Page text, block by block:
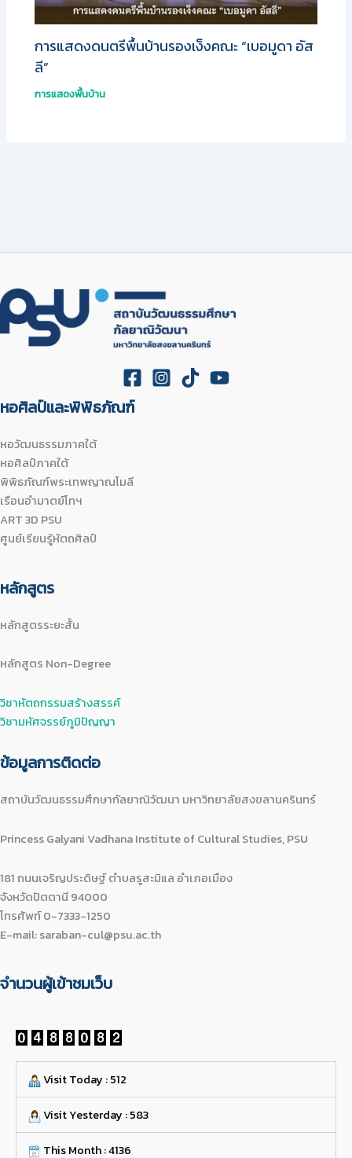
การแสดงดนตรีพื้นบ้านรองเง็งคณะ “เบอมูดา อัส
ลี”
การแสดงพื้นบ้าน
หอศิลป์และพิพิธภัณฑ์
หอวัฒนธรรมภาคใต้
หอศิลป์ภาคใต้
พิพิธภัณฑ์พระเทพญาณโมลี
เรือนอำมาตย์โทฯ
ART 3D PSU
ศูนย์เรียนรู้หัตถศิลป์
หลักสูตร
หลักสูตรระยะสั้น
หลักสูตร Non-Degree
วิชาหัตถกรรมสร้างสรรค์
วิชามหัศจรรย์ภูมิปัญญา
ข้อมูลการติดต่อ
สถาบันวัฒนธรรมศึกษากัลยาณิวัฒนา มหาวิทยาลัยสงขลานครินทร์
Princess Galyani Vadhana Institute of Cultural Studies, PSU
181 ถนนเจริญประดิษฐ์ ตำบลรูสะมิแล อำเภอเมือง
จังหวัดปัตตานี 94000
โทรศัพท์ 0-7333-1250
E-mail: saraban-cul@psu.ac.th
จำนวนผู้เข้าชมเว็บ
Visit Today : 512
Visit Yesterday : 583
This Month : 4136